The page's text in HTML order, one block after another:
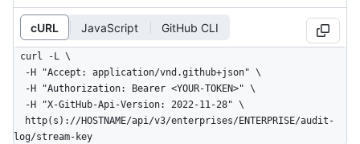
cURL JavaScript GitHub CLI
curl -L \
log/stream-key